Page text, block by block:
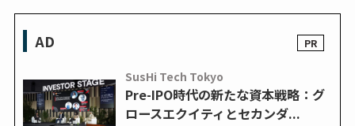
AD
SusHi Tech Tokyo
Pre-IPO時代の新たな資本戦略：グ
ロースエクイティとセカンダ...